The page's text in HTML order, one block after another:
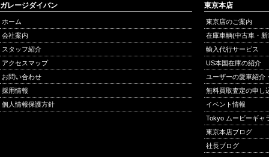
ガレージダイバン
ホーム
会社案内
スタッフ紹介
アクセスマップ
お問い合わせ
採用情報
個人情報保護方針
東京本店
東京店のご案内
在庫車輌(中古車・
輸入代行サービス
US本国在庫の紹介
ユーザーの愛車紹介
無料買取査定の申し
イベント情報
Tokyo ムービーギャ
東京本店ブログ
社長ブログ